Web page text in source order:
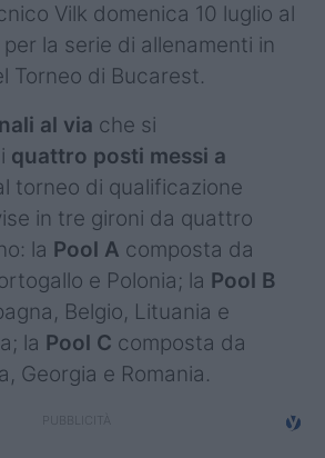
Vilk domenica 10 luglio al
la serie di allenamenti in
Torneo di Bucarest.
al via che si
quattro posti messi a
torneo di qualificazione
in tre gironi da quattro
la Pool A composta da
e Polonia; la Pool B
Belgio, Lituania e
la Pool C composta da
Georgia e Romania.